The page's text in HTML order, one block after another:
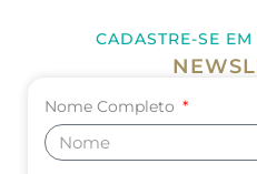
CADASTRE-SE
Nome Completo